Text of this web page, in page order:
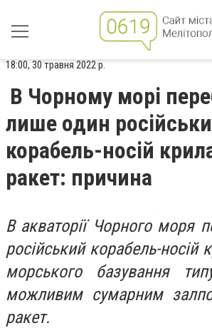
18:00, 30 травня 2022 р.
В Чорному морі
лише один
корабель-носій
ракет: причина
В акваторії Чорного моря
російський корабель-носій
морського базування
можливим сумарним
ракет.